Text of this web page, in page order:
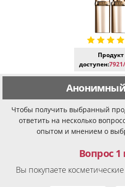
Продукт
доступен:
Анонимный
Чтобы получить выбранный
ответить на несколько
опытом и мнением о
Вопрос 1
Вы покупаете